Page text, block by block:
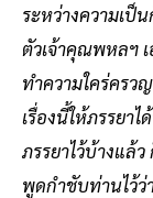
ระหว่างความเป็
ตัวเจ้าคุณพหลฯ เ
ทำความใคร่ครว
เรื่องนี้ให้ภรรยา
ภรรยาไว้บ้างแล้ว
พูดกำชับท่านไว้ว่